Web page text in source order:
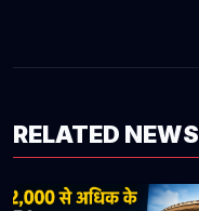
RELATED NEWS